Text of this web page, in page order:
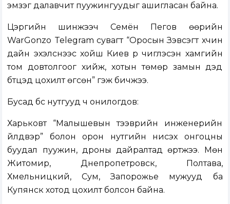
эмзэг далавчит пуужингуудыг ашигласан байна.
Цэргийн шинжээч Семён Пегов өөрийн
WarGonzo Telegram сувагт “Оросын Зэвсэгт хүчин
дайн эхэлснээс хойш Киев рүү чиглэсэн хамгийн
том довтолгоог хийж, хотын төмөр замын дэд
бүтцэд цохилт өгсөн” гэж бичжээ.
Бусад бүс нутгууд ч онилогдов:
Харьковт “Малышевын тээврийн инженерийн
үйлдвэр” болон орон нутгийн нисэх онгоцны
буудал пуужин, дроны дайралтад өртжээ. Мөн
Житомир, Днепропетровск, Полтава,
Хмельницкий, Сум, Запорожье мужууд ба
Купянск хотод цохилт болсон байна.